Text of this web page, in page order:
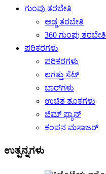
ಗುಂಪು ತರಬೇತಿ
ಅಡ್ಡ ತರಬೇತಿ
360 ಗುಂಪು ತರಬೇತಿ
ಪರಿಕರಗಳು
ಪರಿಕರಗಳು
ಲಗತ್ತು ಸೆಟ್
ಬಾರ್‌ಗಳು
ಉಚಿತ ತೂಕಗಳು
ಜಿಮ್ ಫ್ಯಾನ್
ಕಂಪನ ಮಸಾಜರ್
ಉತ್ಪನ್ನಗಳು